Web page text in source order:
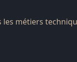
métiers